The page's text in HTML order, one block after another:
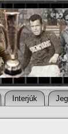
Interjúk